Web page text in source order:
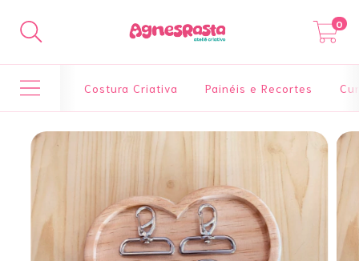
0
Costura Criativa Painéis e Recortes